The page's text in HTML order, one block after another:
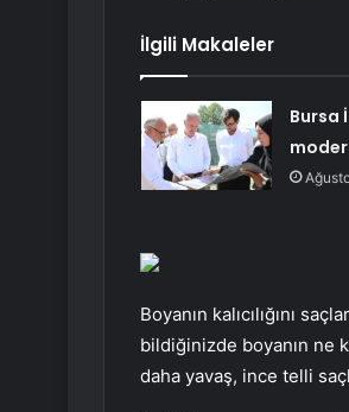
İlgili Makaleler
Bursa
Boyanın kalıcılığını
bildiğinizde boyanın ne
daha yavaş, ince telli